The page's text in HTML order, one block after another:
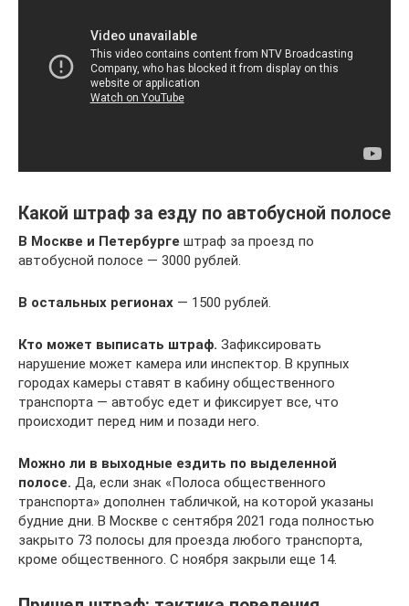
Какой штраф за езду по автобусной полосе
В Москве и Петербурге штраф за проезд по
автобусной полосе — 3000 рублей.
В остальных регионах — 1500 рублей.
Кто может выписать штраф. Зафиксировать
нарушение может камера или инспектор. В крупных
городах камеры ставят в кабину общественного
транспорта — автобус едет и фиксирует все, что
происходит перед ним и позади него.
Можно ли в выходные ездить по выделенной
полосе. Да, если знак «Полоса общественного
транспорта» дополнен табличкой, на которой указаны
будние дни. В Москве с сентября 2021 года полностью
закрыто 73 полосы для проезда любого транспорта,
кроме общественного. С ноября закрыли еще 14.